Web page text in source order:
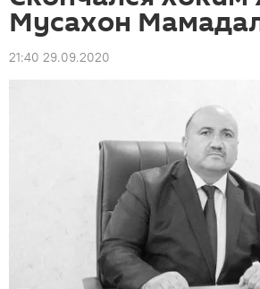
Мусахон
21:40 29.09.2020